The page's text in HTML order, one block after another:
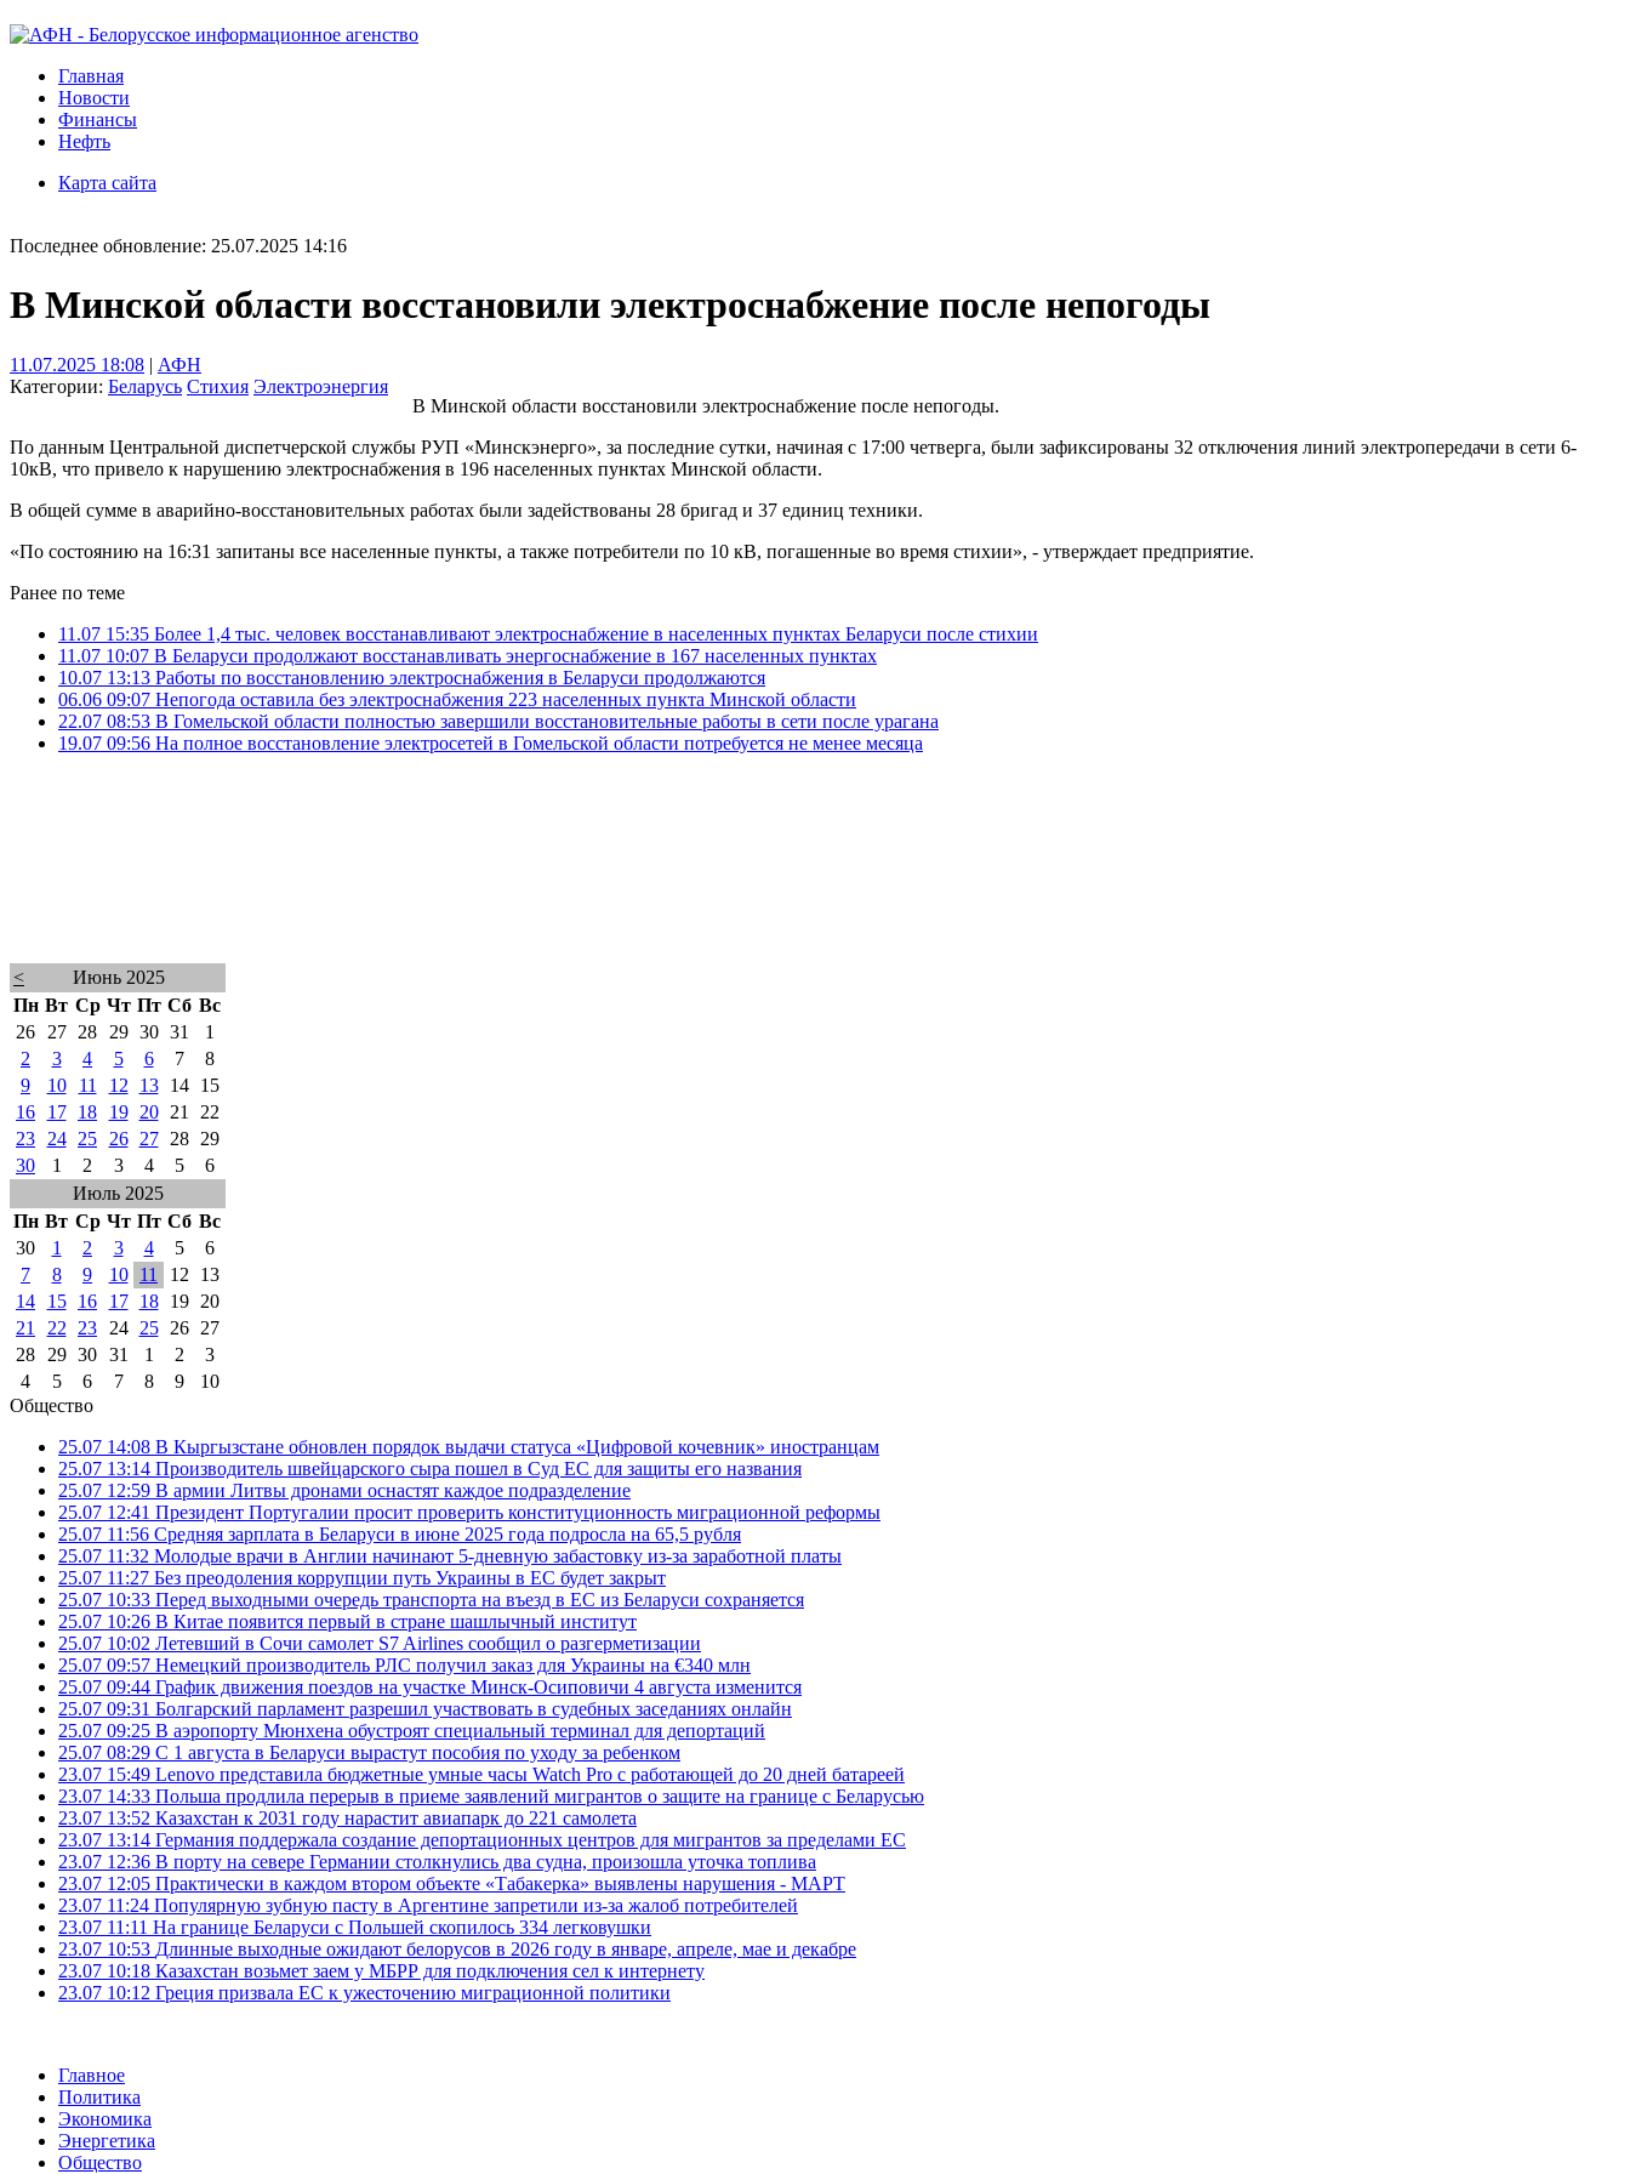
Главная
Новости
Финансы
Нефть
Карта сайта
Последнее обновление: 25.07.2025 14:16
В Минской области восстановили электроснабжение после непогоды
11.07.2025 18:08 | АФН
Категории: Беларусь Стихия Электроэнергия
В Минской области восстановили электроснабжение после непогоды.
По данным Центральной диспетчерской службы РУП «Минскэнерго», за последние сутки, начиная с 17:00 четверга, были зафиксированы 32 отключения линий электропередачи в сети 6-
10кВ, что привело к нарушению электроснабжения в 196 населенных пунктах Минской области.
В общей сумме в аварийно-восстановительных работах были задействованы 28 бригад и 37 единиц техники.
«По состоянию на 16:31 запитаны все населенные пункты, а также потребители по 10 кВ, погашенные во время стихии», - утверждает предприятие.
Ранее по теме
11.07 15:35 Более 1,4 тыс. человек восстанавливают электроснабжение в населенных пунктах Беларуси после стихии
11.07 10:07 В Беларуси продолжают восстанавливать энергоснабжение в 167 населенных пунктах
10.07 13:13 Работы по восстановлению электроснабжения в Беларуси продолжаются
06.06 09:07 Непогода оставила без электроснабжения 223 населенных пункта Минской области
22.07 08:53 В Гомельской области полностью завершили восстановительные работы в сети после урагана
19.07 09:56 На полное восстановление электросетей в Гомельской области потребуется не менее месяца
<
Июнь 2025
Пн Вт Ср Чт Пт Сб Вс
26
27 28 29 30 31
1
2
3 4 5 6 7
8
9
10 11 12 13 14
15
16
17 18 19 20 21
22
23
24 25 26 27 28
29
30
1 2 3 4 5
6
Июль 2025
Пн Вт Ср Чт Пт Сб Вс
30
1 2 3 4 5
6
7
8 9 10 11 12
13
14
15 16 17 18 19
20
21
22 23 24 25 26
27
28
29 30 31 1 2
3
4
5 6 7 8 9
10
Общество
25.07 14:08 В Кыргызстане обновлен порядок выдачи статуса «Цифровой кочевник» иностранцам
25.07 13:14 Производитель швейцарского сыра пошел в Суд ЕС для защиты его названия
25.07 12:59 В армии Литвы дронами оснастят каждое подразделение
25.07 12:41 Президент Португалии просит проверить конституционность миграционной реформы
25.07 11:56 Средняя зарплата в Беларуси в июне 2025 года подросла на 65,5 рубля
25.07 11:32 Молодые врачи в Англии начинают 5-дневную забастовку из-за заработной платы
25.07 11:27 Без преодоления коррупции путь Украины в ЕС будет закрыт
25.07 10:33 Перед выходными очередь транспорта на въезд в ЕС из Беларуси сохраняется
25.07 10:26 В Китае появится первый в стране шашлычный институт
25.07 10:02 Летевший в Сочи самолет S7 Airlines сообщил о разгерметизации
25.07 09:57 Немецкий производитель РЛС получил заказ для Украины на €340 млн
25.07 09:44 График движения поездов на участке Минск-Осиповичи 4 августа изменится
25.07 09:31 Болгарский парламент разрешил участвовать в судебных заседаниях онлайн
25.07 09:25 В аэропорту Мюнхена обустроят специальный терминал для депортаций
25.07 08:29 С 1 августа в Беларуси вырастут пособия по уходу за ребенком
23.07 15:49 Lenovo представила бюджетные умные часы Watch Pro с работающей до 20 дней батареей
23.07 14:33 Польша продлила перерыв в приеме заявлений мигрантов о защите на границе с Беларусью
23.07 13:52 Казахстан к 2031 году нарастит авиапарк до 221 самолета
23.07 13:14 Германия поддержала создание депортационных центров для мигрантов за пределами ЕС
23.07 12:36 В порту на севере Германии столкнулись два судна, произошла уточка топлива
23.07 12:05 Практически в каждом втором объекте «Табакерка» выявлены нарушения - МАРТ
23.07 11:24 Популярную зубную пасту в Аргентине запретили из-за жалоб потребителей
23.07 11:11 На границе Беларуси с Польшей скопилось 334 легковушки
23.07 10:53 Длинные выходные ожидают белорусов в 2026 году в январе, апреле, мае и декабре
23.07 10:18 Казахстан возьмет заем у МБРР для подключения сел к интернету
23.07 10:12 Греция призвала ЕС к ужесточению миграционной политики
Главное
Политика
Экономика
Энергетика
Общество